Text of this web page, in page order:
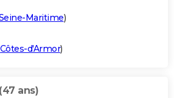
Maritime)
Côtes-d'Armor)
(47 ans)